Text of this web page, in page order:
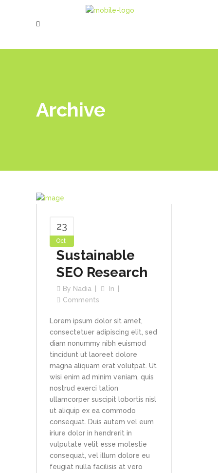
Archive
23
Oct
Sustainable
SEO Research
By Nadia
In
Comments
Lorem ipsum dolor sit amet,
consectetuer adipiscing elit, sed
diam nonummy nibh euismod
tincidunt ut laoreet dolore
magna aliquam erat volutpat. Ut
wisi enim ad minim veniam, quis
nostrud exerci tation
ullamcorper suscipit lobortis nisl
ut aliquip ex ea commodo
consequat. Duis autem vel eum
iriure dolor in hendrerit in
vulputate velit esse molestie
consequat, vel illum dolore eu
feugiat nulla facilisis at vero